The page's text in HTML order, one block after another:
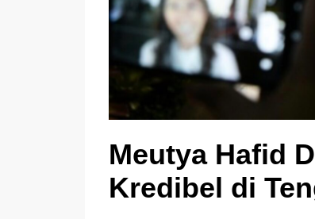
Meutya Hafid
Kredibel di